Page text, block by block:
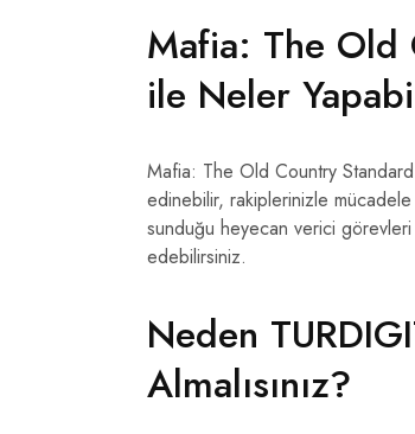
Mafia: The Old
ile Neler
Mafia: The Old Country
edinebilir, rakiplerinizle
sunduğu heyecan verici görevleri
edebilirsiniz.
Neden
Almalısınız?